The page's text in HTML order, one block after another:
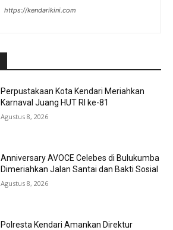
https://kendarikini.com
Perpustakaan Kota Kendari Meriahkan
Karnaval Juang HUT RI ke-81
Agustus 8, 2026
Anniversary AVOCE Celebes di Bulukumba
Dimeriahkan Jalan Santai dan Bakti Sosial
Agustus 8, 2026
Polresta Kendari Amankan Direktur